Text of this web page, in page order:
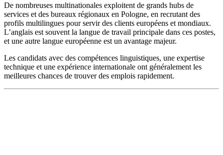
De nombreuses multinationales exploitent de grands hubs de
services et des bureaux régionaux en Pologne, en recrutant des
profils multilingues pour servir des clients européens et mondiaux.
L’anglais est souvent la langue de travail principale dans ces postes,
et une autre langue européenne est un avantage majeur.
Les candidats avec des compétences linguistiques, une expertise
technique et une expérience internationale ont généralement les
meilleures chances de trouver des emplois rapidement.